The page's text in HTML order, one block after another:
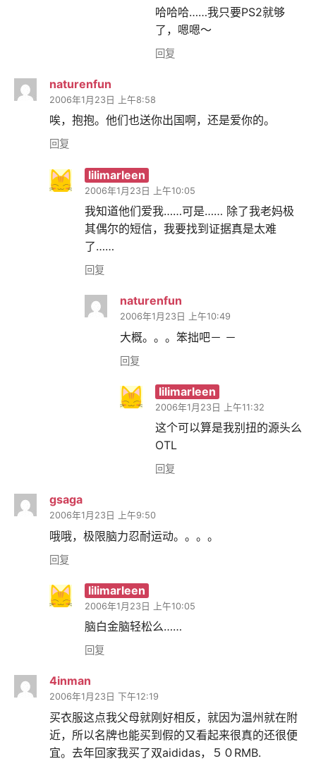
哈哈哈……我只要PS2就够
了，嗯嗯～
回复
naturenfun
2006年1月23日 上午8:58
唉，抱抱。他们也送你出国啊，还是爱你的。
回复
lilimarleen
2006年1月23日 上午10:05
我知道他们爱我……可是…… 除了我老妈极
其偶尔的短信，我要找到证据真是太难
了……
回复
naturenfun
2006年1月23日 上午10:49
大概。。。笨拙吧－ －
回复
lilimarleen
2006年1月23日 上午11:32
这个可以算是我别扭的源头么
OTL
回复
gsaga
2006年1月23日 上午9:50
哦哦，极限脑力忍耐运动。。。。
回复
lilimarleen
2006年1月23日 上午10:05
脑白金脑轻松么……
回复
4inman
2006年1月23日 下午12:19
买衣服这点我父母就刚好相反，就因为温州就在附
近，所以名牌也能买到假的又看起来很真的还很便
宜。去年回家我买了双aididas，５０RMB.